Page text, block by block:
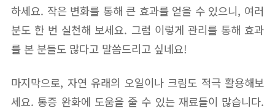
하세요. 작은 변화를 통해 큰 효과를 얻을 수 있으니, 여러
분도 한 번 실천해 보세요. 그럼 이렇게 관리를 통해 효과
를 본 분들도 많다고 말씀드리고 싶네요!
마지막으로, 자연 유래의 오일이나 크림도 적극 활용해보
세요. 통증 완화에 도움을 줄 수 있는 재료들이 많습니다.